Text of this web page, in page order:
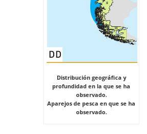
Distribución geográfica y
profundidad en la que se ha
observado.
Aparejos de pesca en que se ha
observado.